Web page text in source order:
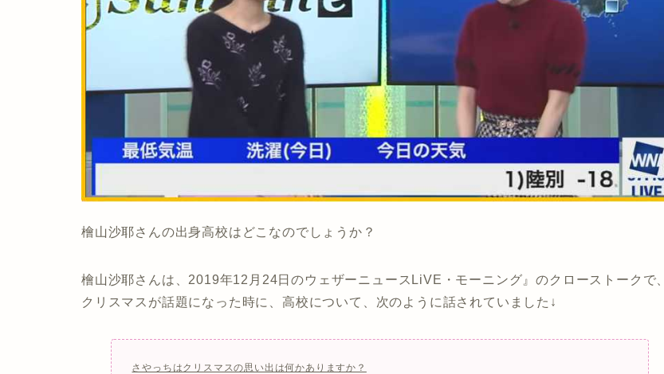
檜山沙耶さんの出身高校はどこなのでしょうか？
檜山沙耶さんは、2019年12月24日のウェザーニュースLiVE・モーニング』のクローストークで、
クリスマスが話題になった時に、高校について、次のように話されていました↓
さやっちはクリスマスの思い出は何かありますか？